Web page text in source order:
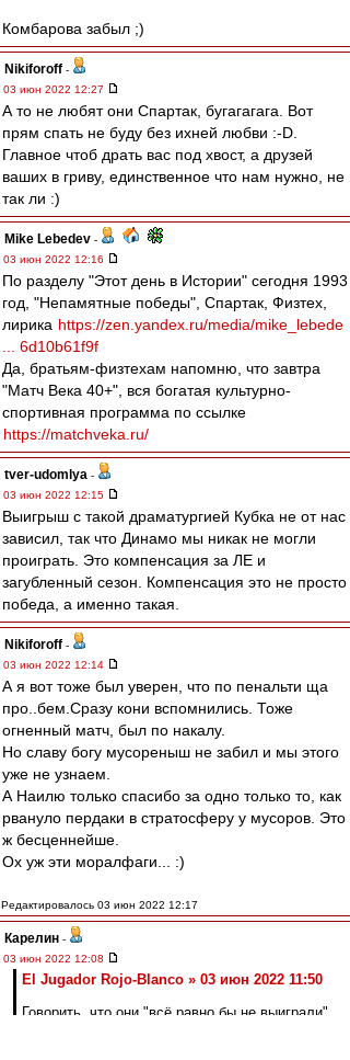
Комбарова забыл ;)
Nikiforoff -
03 июн 2022 12:27
А то не любят они Спартак, бугагагага. Вот
прям спать не буду без ихней любви :-D.
Главное чтоб драть вас под хвост, а друзей
ваших в гриву, единственное что нам нужно, не
так ли :)
Mike Lebedev -
03 июн 2022 12:16
По разделу "Этот день в Истории" сегодня 1993
год, "Непамятные победы", Спартак, Физтех,
лирика https://zen.yandex.ru/media/mike_lebede
... 6d10b61f9f
Да, братьям-физтехам напомню, что завтра
"Матч Века 40+", вся богатая культурно-
спортивная программа по ссылке
https://matchveka.ru/
tver-udomlya -
03 июн 2022 12:15
Выигрыш с такой драматургией Кубка не от нас
зависил, так что Динамо мы никак не могли
проиграть. Это компенсация за ЛЕ и
загубленный сезон. Компенсация это не просто
победа, а именно такая.
Nikiforoff -
03 июн 2022 12:14
А я вот тоже был уверен, что по пенальти ща
про..бем.Сразу кони вспомнились. Тоже
огненный матч, был по накалу.
Но славу богу мусореныш не забил и мы этого
уже не узнаем.
А Наилю только спасибо за одно только то, как
рвануло пердаки в стратосферу у мусоров. Это
ж бесценнейше.
Ох уж эти моралфаги... :)
Редактировалось 03 июн 2022 12:17
Карелин -
03 июн 2022 12:08
El Jugador Rojo-Blanco » 03 июн 2022 11:50
Говорить, что они "всё равно бы не выиграли"